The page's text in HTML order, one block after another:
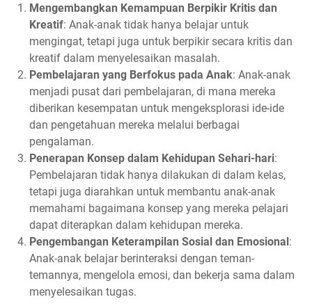
Mengembangkan Kemampuan Berpikir Kritis dan
Kreatif: Anak-anak tidak hanya belajar untuk
mengingat, tetapi juga untuk berpikir secara kritis dan
kreatif dalam menyelesaikan masalah.
Pembelajaran yang Berfokus pada Anak: Anak-anak
menjadi pusat dari pembelajaran, di mana mereka
diberikan kesempatan untuk mengeksplorasi ide-ide
dan pengetahuan mereka melalui berbagai
pengalaman.
Penerapan Konsep dalam Kehidupan Sehari-hari:
Pembelajaran tidak hanya dilakukan di dalam kelas,
tetapi juga diarahkan untuk membantu anak-anak
memahami bagaimana konsep yang mereka pelajari
dapat diterapkan dalam kehidupan mereka.
Pengembangan Keterampilan Sosial dan Emosional:
Anak-anak belajar berinteraksi dengan teman-
temannya, mengelola emosi, dan bekerja sama dalam
menyelesaikan tugas.